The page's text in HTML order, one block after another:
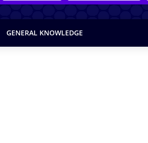
GENERAL KNOWLEDGE